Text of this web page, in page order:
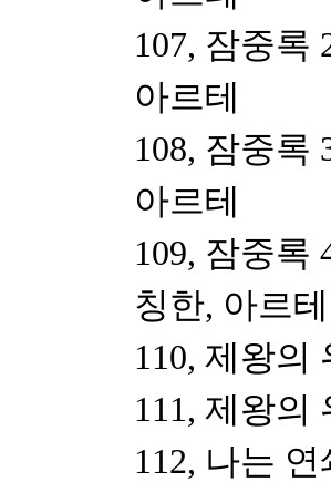
107, 잠중록
아르테
108, 잠중록
아르테
109, 잠중록
칭한, 아르테
110, 제왕의
111, 제왕의
112, 나는